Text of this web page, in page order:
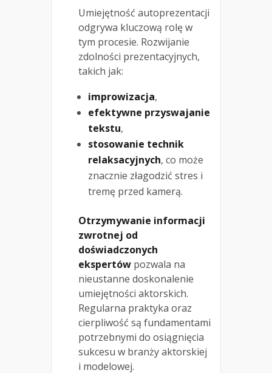
Umiejętność autoprezentacji
odgrywa kluczową rolę w
tym procesie. Rozwijanie
zdolności prezentacyjnych,
takich jak:
improwizacja,
efektywne przyswajanie
tekstu,
stosowanie technik
relaksacyjnych, co może
znacznie złagodzić stres i
tremę przed kamerą.
Otrzymywanie informacji
zwrotnej od
doświadczonych
ekspertów pozwala na
nieustanne doskonalenie
umiejętności aktorskich.
Regularna praktyka oraz
cierpliwość są fundamentami
potrzebnymi do osiągnięcia
sukcesu w branży aktorskiej
i modelowej.